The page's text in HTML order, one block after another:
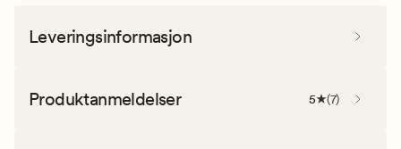
Leveringsinformasjon
Produktanmeldelser 5 (7)